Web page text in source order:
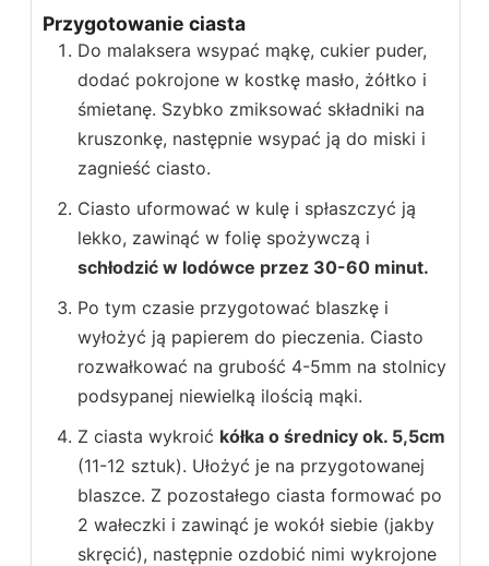
Przygotowanie ciasta
Do malaksera wsypać mąkę, cukier puder,
dodać pokrojone w kostkę masło, żółtko i
śmietanę. Szybko zmiksować składniki na
kruszonkę, następnie wsypać ją do miski i
zagnieść ciasto.
Ciasto uformować w kulę i spłaszczyć ją
lekko, zawinąć w folię spożywczą i
schłodzić w lodówce przez 30-60 minut.
Po tym czasie przygotować blaszkę i
wyłożyć ją papierem do pieczenia. Ciasto
rozwałkować na grubość 4-5mm na stolnicy
podsypanej niewielką ilością mąki.
Z ciasta wykroić kółka o średnicy ok. 5,5cm
(11-12 sztuk). Ułożyć je na przygotowanej
blaszce. Z pozostałego ciasta formować po
2 wałeczki i zawinąć je wokół siebie (jakby
skręcić), następnie ozdobić nimi wykrojone